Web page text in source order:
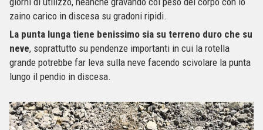
zaino carico in discesa su gradoni ripidi.
La punta lunga tiene benissimo sia su terreno duro che su
neve, soprattutto su pendenze importanti in cui la rotella
grande potrebbe far leva sulla neve facendo scivolare la punta
lungo il pendio in discesa.